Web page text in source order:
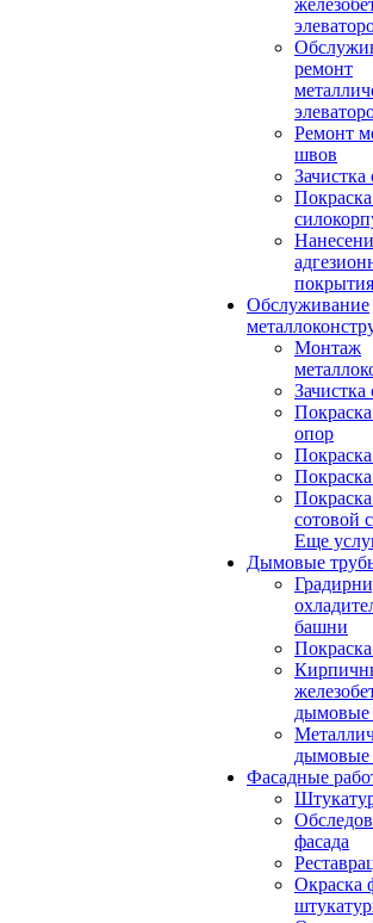
ремонт
Ремонт
швов
Зачистка
покрытия
Обслуживание
Монтаж
Зачистка
опор
сотовой
Еще
Дымовые
башни
дымовые
дымовые
Фасадные
фасада
Окраска